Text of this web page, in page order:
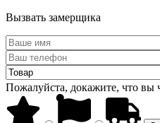
Вызвать замерщика
Пожалуйста, докажите, что вы